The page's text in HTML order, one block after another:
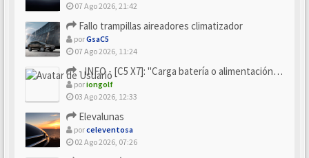
07 Ago 2026, 21:42
Fallo trampillas aireadores climatizador
porGsaC5
07 Ago 2026, 11:24
- INFO - [C5 X7]: "Carga batería o alimentación eléctri...
poriongolf
03 Ago 2026, 12:33
Elevalunas
porceleventosa
02 Ago 2026, 07:26